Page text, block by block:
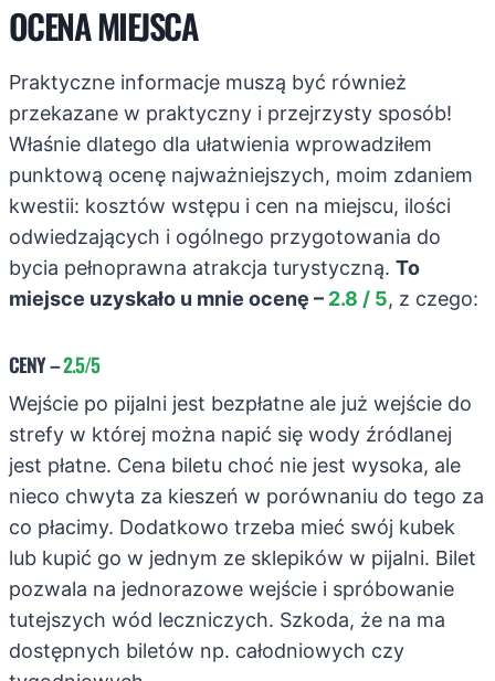
OCENA MIEJSCA
Praktyczne informacje muszą być również
przekazane w praktyczny i przejrzysty sposób!
Właśnie dlatego dla ułatwienia wprowadziłem
punktową ocenę najważniejszych, moim zdaniem
kwestii: kosztów wstępu i cen na miejscu, ilości
odwiedzających i ogólnego przygotowania do
bycia pełnoprawna atrakcja turystyczną. To
miejsce uzyskało u mnie ocenę – 2.8 / 5, z czego:
CENY–2.5/5
Wejście po pijalni jest bezpłatne ale już wejście do
strefy w której można napić się wody źródlanej
jest płatne. Cena biletu choć nie jest wysoka, ale
nieco chwyta za kieszeń w porównaniu do tego za
co płacimy. Dodatkowo trzeba mieć swój kubek
lub kupić go w jednym ze sklepików w pijalni. Bilet
pozwala na jednorazowe wejście i spróbowanie
tutejszych wód leczniczych. Szkoda, że na ma
dostępnych biletów np. całodniowych czy